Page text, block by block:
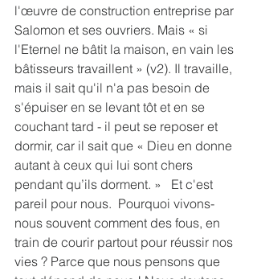
l'œuvre de construction entreprise par
Salomon et ses ouvriers. Mais « si
l'Eternel ne bâtit la maison, en vain les
bâtisseurs travaillent » (v2). Il travaille,
mais il sait qu'il n'a pas besoin de
s'épuiser en se levant tôt et en se
couchant tard - il peut se reposer et
dormir, car il sait que « Dieu en donne
autant à ceux qui lui sont chers
pendant qu’ils dorment. »   Et c'est
pareil pour nous.  Pourquoi vivons-
nous souvent comment des fous, en
train de courir partout pour réussir nos
vies ? Parce que nous pensons que